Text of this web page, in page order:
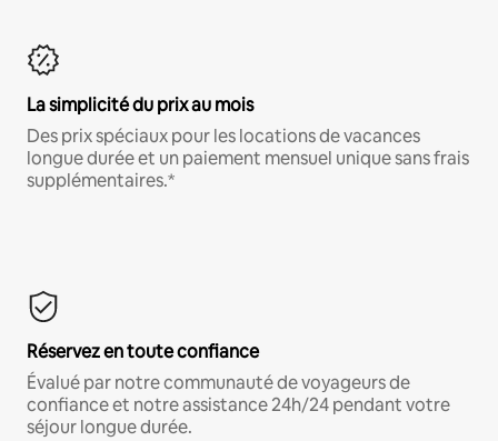
La simplicité du prix au mois
Des prix spéciaux pour les locations de vacances
longue durée et un paiement mensuel unique sans frais
supplémentaires.*
Réservez en toute confiance
Évalué par notre communauté de voyageurs de
confiance et notre assistance 24h/24 pendant votre
séjour longue durée.